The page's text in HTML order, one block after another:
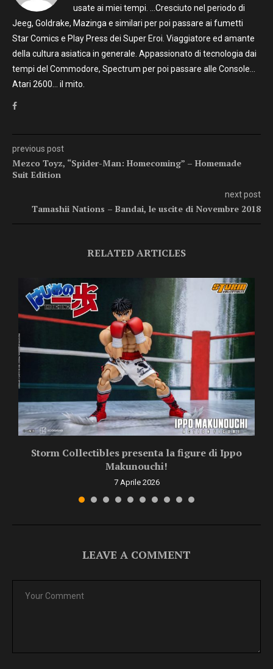
usate ai miei tempi. …Cresciuto nel periodo di
Jeeg, Goldrake, Mazinga e similari per poi passare ai fumetti
Star Comics e Play Press dei Super Eroi. Viaggiatore ed amante
della cultura asiatica in generale. Appassionato di tecnologia dai
tempi del Commodore, Spectrum per poi passare alle Console…
Atari 2600… il mito.
previous post
Mezco Toyz, “Spider-Man: Homecoming” – Homemade
Suit Edition
next post
Tamashii Nations – Bandai, le uscite di Novembre 2018
RELATED ARTICLES
Storm Collectibles presenta la figure di Ippo
Makunouchi!
7 Aprile 2026
LEAVE A COMMENT